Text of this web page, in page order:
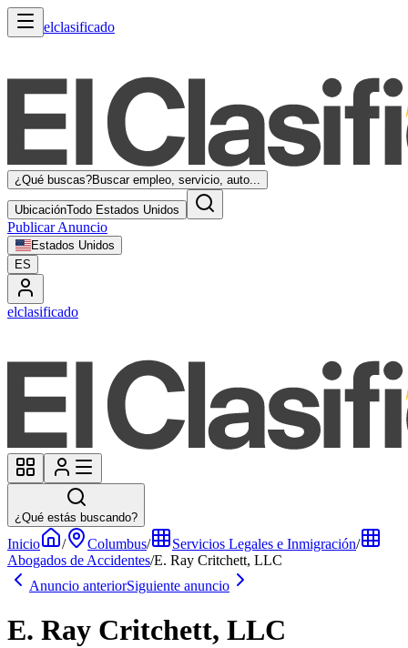
elclasificado
¿Qué buscas?Buscar empleo, servicio, auto...
UbicaciónTodo Estados Unidos
Publicar Anuncio
Estados Unidos
ES
elclasificado
¿Qué estás buscando?
Inicio / Columbus/ Servicios Legales e Inmigración/
Abogados de Accidentes/E. Ray Critchett, LLC
Anuncio anteriorSiguiente anuncio
E. Ray Critchett, LLC